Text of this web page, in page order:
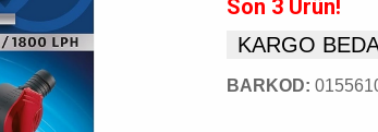
Son 3 Ürün!
KARGO
BARKOD: